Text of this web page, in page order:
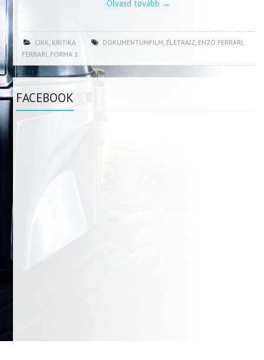
Olvasd tovább →
CIKK, KRITIKA DOKUMENTUMFILM, ÉLETRAJZ, ENZO FERRARI,
FERRARI, FORMA 1
FACEBOOK